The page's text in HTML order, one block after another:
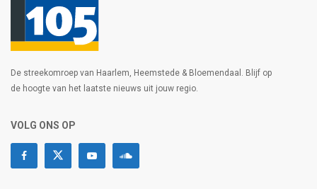
De streekomroep van Haarlem, Heemstede & Bloemendaal. Blijf op
de hoogte van het laatste nieuws uit jouw regio.
VOLG ONS OP